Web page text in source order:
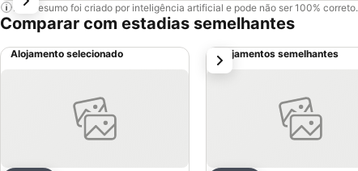
Este resumo foi criado por inteligência artificial e pode não ser 100% correto.
Comparar com estadias semelhantes
Alojamento selecionado Alojamentos semelhantes
próximo